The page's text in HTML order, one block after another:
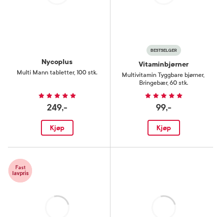
Nycoplus
Multi Mann tabletter, 100 stk.
249,-
Kjøp
BESTSELGER
Vitaminbjørner
Multivitamin Tyggbare bjørner,
Bringebær, 60 stk.
99,-
Kjøp
Fast
lavpris